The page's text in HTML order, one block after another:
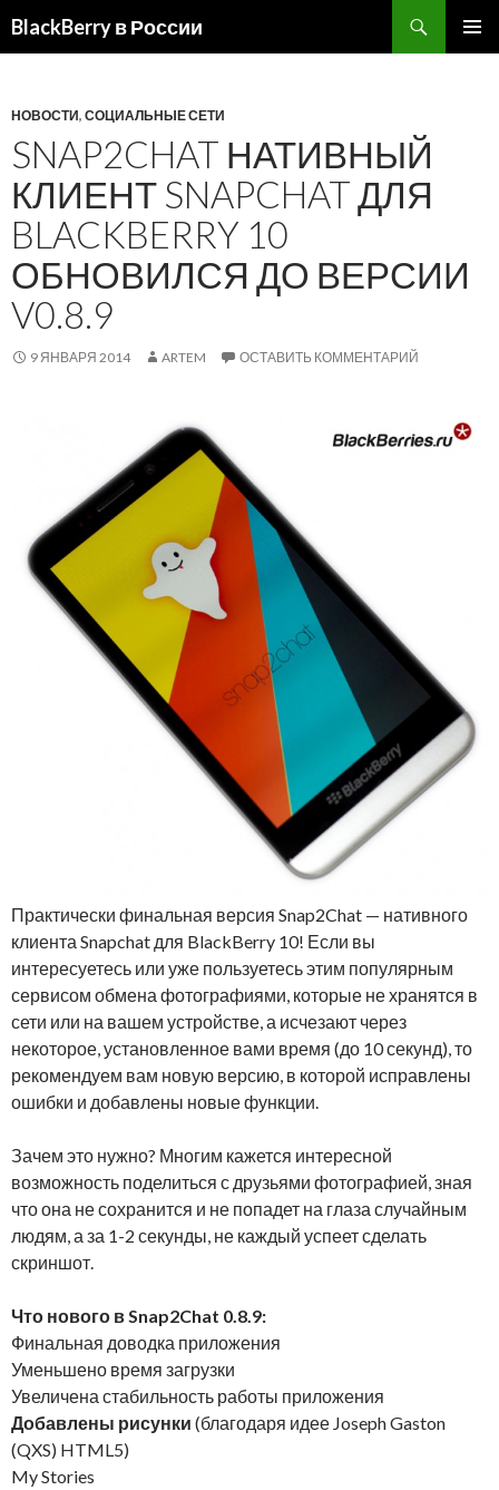
BlackBerry в России
НОВОСТИ, СОЦИАЛЬНЫЕ СЕТИ
SNAP2CHAT НАТИВНЫЙ
КЛИЕНТ SNAPCHAT ДЛЯ
BLACKBERRY 10
ОБНОВИЛСЯ ДО ВЕРСИИ
V0.8.9
9 ЯНВАРЯ 2014 ARTEM ОСТАВИТЬ КОММЕНТАРИЙ
Практически финальная версия Snap2Chat — нативного
клиента Snapchat для BlackBerry 10! Если вы
интересуетесь или уже пользуетесь этим популярным
сервисом обмена фотографиями, которые не хранятся в
сети или на вашем устройстве, а исчезают через
некоторое, установленное вами время (до 10 секунд), то
рекомендуем вам новую версию, в которой исправлены
ошибки и добавлены новые функции.
Зачем это нужно? Многим кажется интересной
возможность поделиться с друзьями фотографией, зная
что она не сохранится и не попадет на глаза случайным
людям, а за 1-2 секунды, не каждый успеет сделать
скриншот.
Что нового в Snap2Chat 0.8.9:
Финальная доводка приложения
Уменьшено время загрузки
Увеличена стабильность работы приложения
Добавлены рисунки (благодаря идее Joseph Gaston
(QXS) HTML5)
My Stories